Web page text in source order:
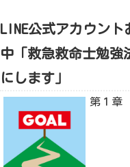
LINE公式アカウン
中「救急救命士勉強
にします」
第１章